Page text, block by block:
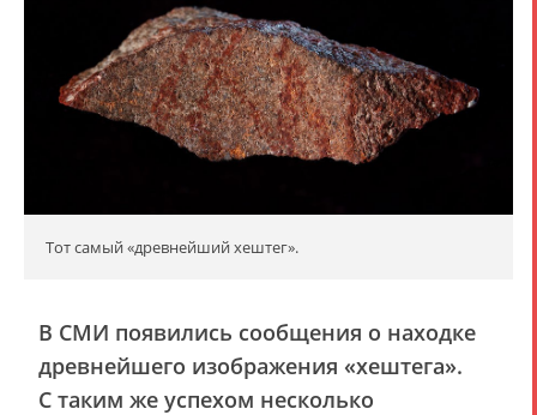
Тот самый «древнейший хештег».
В СМИ появились сообщения о находке
древнейшего изображения «хештега».
С таким же успехом несколько